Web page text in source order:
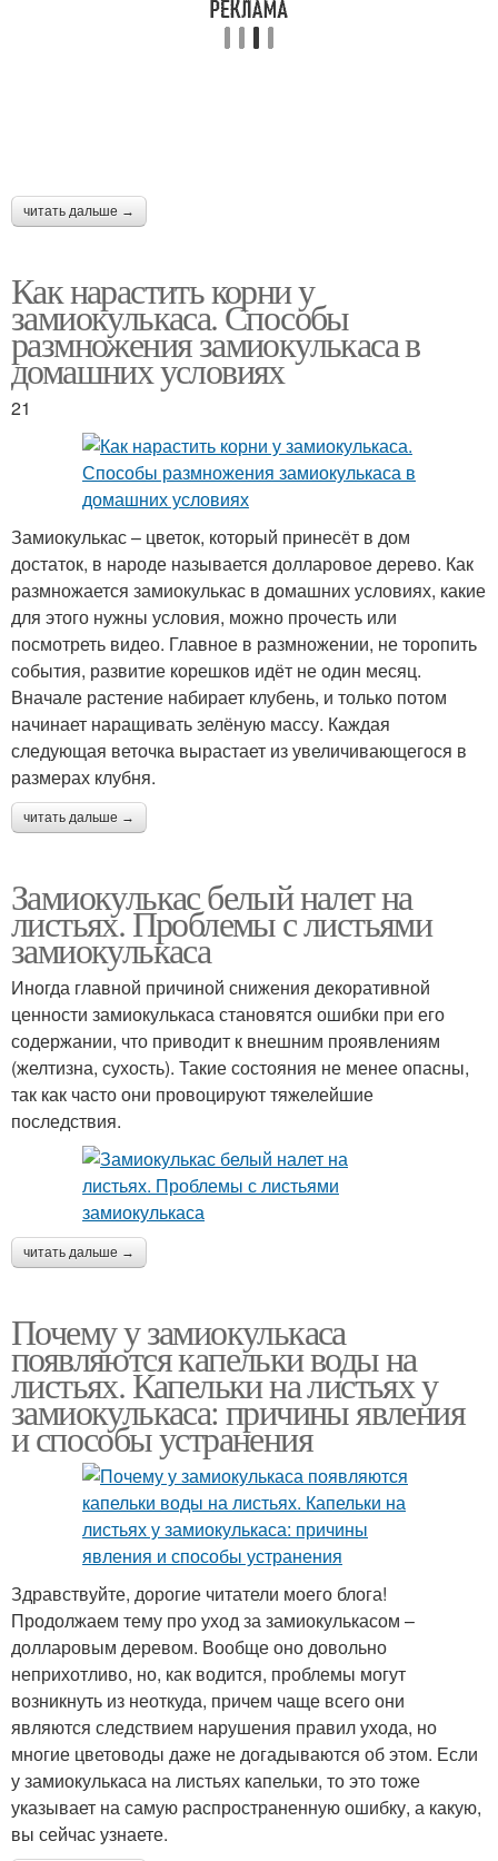
читать дальше →
Как нарастить корни у
замиокулькаса. Способы
размножения замиокулькаса в
домашних условиях
21
Замиокулькас – цветок, который принесёт в дом
достаток, в народе называется долларовое дерево. Как
размножается замиокулькас в домашних условиях, какие
для этого нужны условия, можно прочесть или
посмотреть видео. Главное в размножении, не торопить
события, развитие корешков идёт не один месяц.
Вначале растение набирает клубень, и только потом
начинает наращивать зелёную массу. Каждая
следующая веточка вырастает из увеличивающегося в
размерах клубня.
читать дальше →
Замиокулькас белый налет на
листьях. Проблемы с листьями
замиокулькаса
Иногда главной причиной снижения декоративной
ценности замиокулькаса становятся ошибки при его
содержании, что приводит к внешним проявлениям
(желтизна, сухость). Такие состояния не менее опасны,
так как часто они провоцируют тяжелейшие
последствия.
читать дальше →
Почему у замиокулькаса
появляются капельки воды на
листьях. Капельки на листьях у
замиокулькаса: причины явления
и способы устранения
Здравствуйте, дорогие читатели моего блога!
Продолжаем тему про уход за замиокулькасом –
долларовым деревом. Вообще оно довольно
неприхотливо, но, как водится, проблемы могут
возникнуть из неоткуда, причем чаще всего они
являются следствием нарушения правил ухода, но
многие цветоводы даже не догадываются об этом. Если
у замиокулькаса на листьях капельки, то это тоже
указывает на самую распространенную ошибку, а какую,
вы сейчас узнаете.